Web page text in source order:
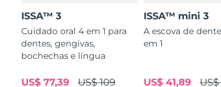
ISSA™ 3
Cuidado oral 4 em 1 para
dentes, gengivas,
bochechas e língua
US$ 109
US$ 77,39
ISSA™ mini 3
A escova de
em 1
US$ 41,89